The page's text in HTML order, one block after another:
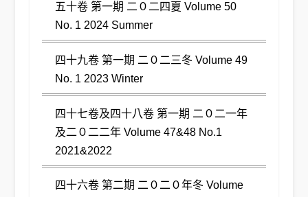
五十卷 第一期 二０二四夏 Volume 50
No. 1 2024 Summer
四十九卷 第一期 二０二三冬 Volume 49
No. 1 2023 Winter
四十七卷及四十八卷 第一期 二０二一年
及二０二二年 Volume 47&48 No.1
2021&2022
四十六卷 第二期 二０二０年冬 Volume